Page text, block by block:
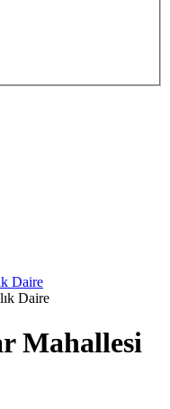
Daire
Daire
Mahallesi